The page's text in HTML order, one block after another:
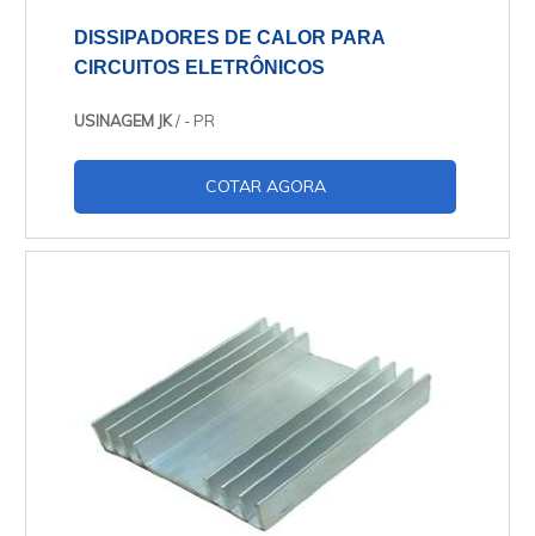
DISSIPADORES DE CALOR PARA
CIRCUITOS ELETRÔNICOS
USINAGEM JK/ - PR
COTAR AGORA